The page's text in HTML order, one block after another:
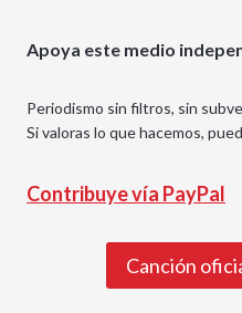
Apoya este medio
Periodismo sin filtros, sin
Si valoras lo que hacemos,
Contribuye vía PayPal
Canción